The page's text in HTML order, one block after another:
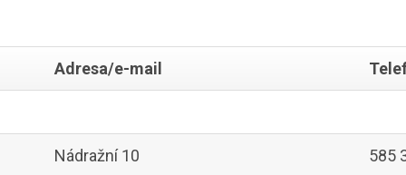
Adresa/e-mail
Nádražní 10 585